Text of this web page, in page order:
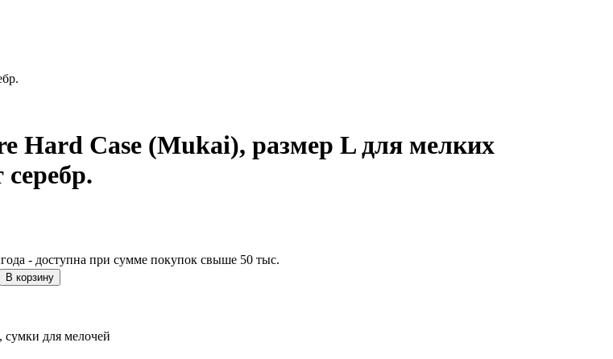
Hard Case (Mukai), размер L для мелких
- доступна при сумме покупок свыше 50 тыс.
для мелочей